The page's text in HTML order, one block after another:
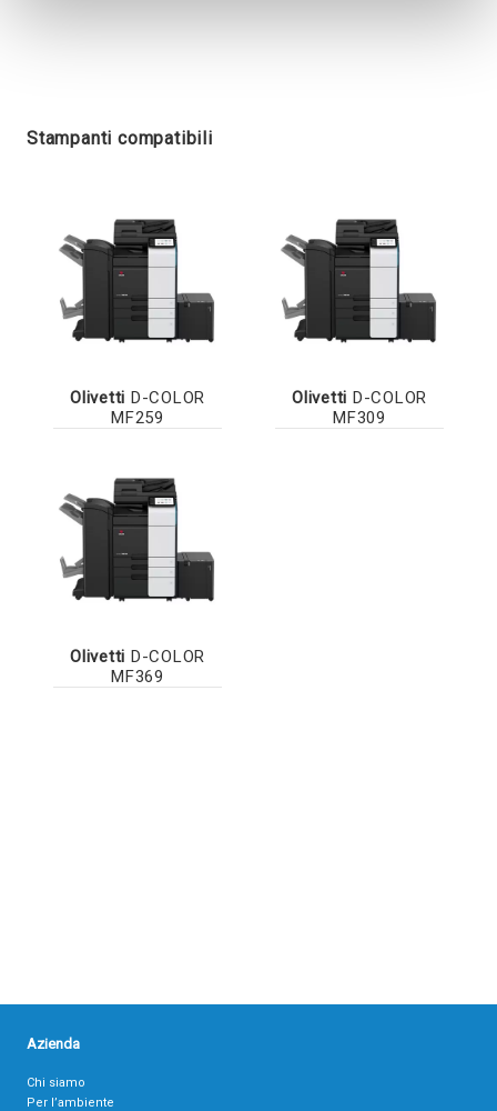
Stampanti compatibili
Olivetti D-COLOR
MF259
Olivetti D-COLOR
MF309
Olivetti D-COLOR
MF369
Azienda
Chi siamo
Per l’ambiente